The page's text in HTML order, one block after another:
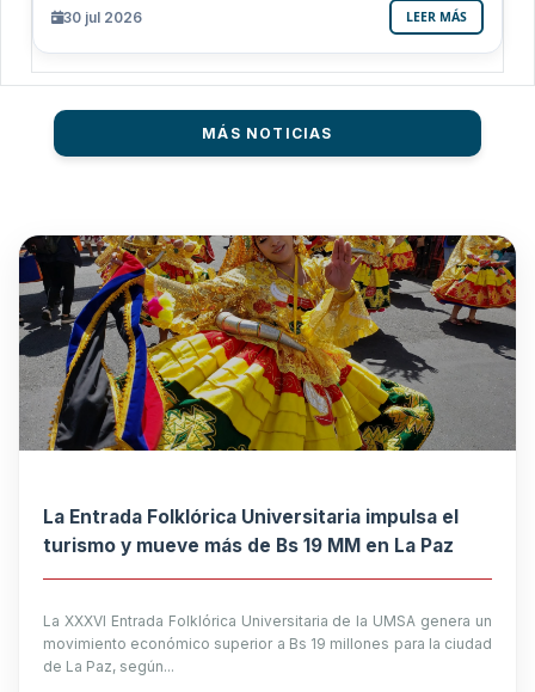
30 jul 2026 LEER MÁS
MÁS NOTICIAS
La Entrada Folklórica Universitaria impulsa el
turismo y mueve más de Bs 19 MM en La Paz
La XXXVI Entrada Folklórica Universitaria de la UMSA genera un
movimiento económico superior a Bs 19 millones para la ciudad
de La Paz, según...